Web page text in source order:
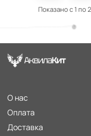
Показано с 1 по
О нас
Оплата
Доставка